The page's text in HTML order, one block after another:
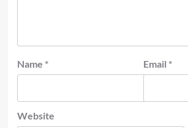
Name * Email *
Website